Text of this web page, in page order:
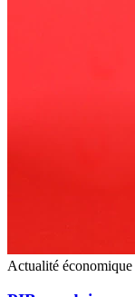
Actualité économique